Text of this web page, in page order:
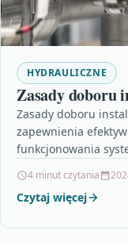
HYDRAULICZNE
Zasady doboru
Zasady doboru
zapewnienia
funkcjonowania
indywidualnych
4 minut czytania
Czytaj więcej